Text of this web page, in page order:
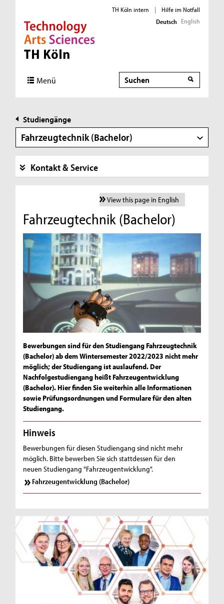
Direkt zur Hauptnavigation
Direkt zur Subnavigation
Direkt zum Inhalt
Direkt zum Fußbereich
TH Köln intern |
Hilfe im Notfall
Deutsch English
Menü Suche
Studiengänge
Fahrzeugtechnik (Bachelor)
Kontakt & Service
View this page in English
Fahrzeugtechnik (Bachelor)
Bewerbungen sind für den Studiengang Fahrzeugtechnik
(Bachelor) ab dem Wintersemester 2022/2023 nicht mehr
möglich; der Studiengang ist auslaufend. Der
Nachfolgestudiengang heißt Fahrzeugentwicklung
(Bachelor). Hier finden Sie weiterhin alle Informationen
sowie Prüfungsordnungen und Formulare für den alten
Studiengang.
Hinweis
Bewerbungen für diesen Studiengang sind nicht mehr
möglich. Bitte bewerben Sie sich stattdessen für den
neuen Studiengang "Fahrzeugentwicklung".
Fahrzeugentwicklung (Bachelor)